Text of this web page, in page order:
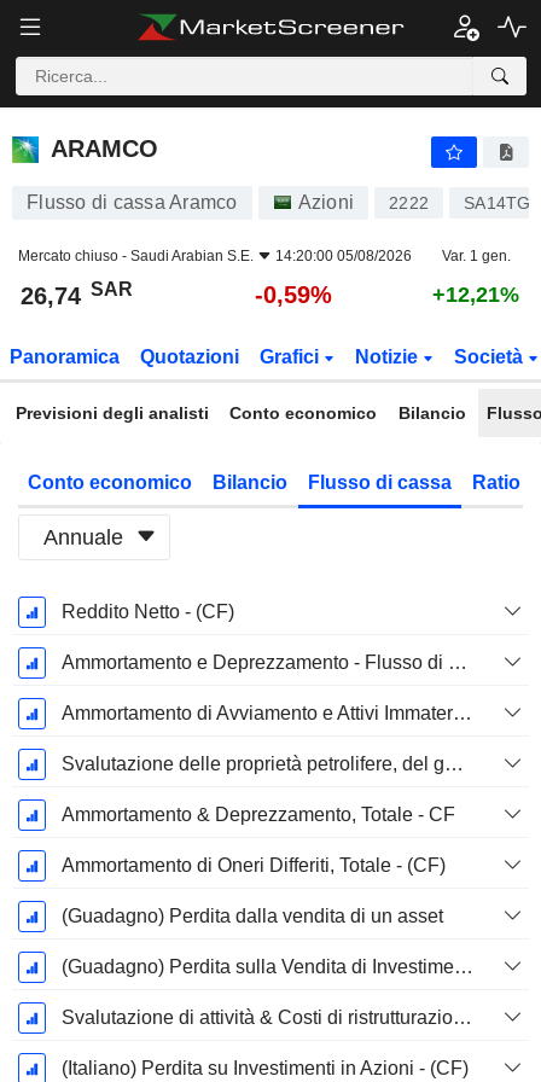
ARAMCO
ARAMCO
Flusso di cassa Aramco Azioni 2222
Mercato chiuso - Saudi Arabian S.E. 14:20:00 05/08/2026 Var. 1 gen.
26,74 SAR -0,59% +12,21%
Panoramica Quotazioni Grafici Notizie Società
Previsioni degli analisti Conto economico Bilancio
Conto economico Bilancio Flusso di cassa Ratio
Annuale
Periodo
Fiscale:
Dicembre
Reddito Netto - (CF)
Ammortamento e Deprezzamento - Flusso di Cassa
Ammortamento di Avviamento e Attivi Immateriale - (CF) - (Specifico del Modello)
Svalutazione delle proprietà petrolifere, del gas e minerali - (CF)
Ammortamento & Deprezzamento, Totale - CF
Ammortamento di Oneri Differiti, Totale - (CF)
(Guadagno) Perdita dalla vendita di un asset
(Guadagno) Perdita sulla Vendita di Investimenti - (CF)
Svalutazione di attività & Costi di ristrutturazione
(Italiano) Perdita su Investimenti in Azioni - (CF)